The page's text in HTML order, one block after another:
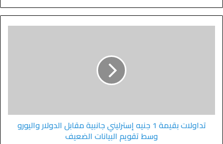
تداولات بقيمة 1 جنيه إسترليني جانبية مقابل الدولار واليورو
وسط تقويم البيانات الضعيف